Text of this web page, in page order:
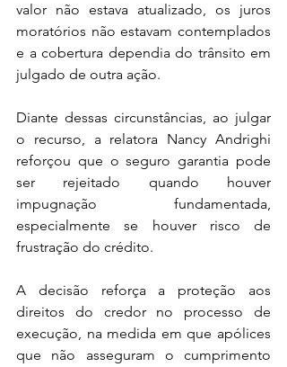
valor não estava atualizado, os juros
moratórios não estavam contemplados
e a cobertura dependia do trânsito em
julgado de outra ação.
Diante dessas circunstâncias, ao julgar
o recurso, a relatora Nancy Andrighi
reforçou que o seguro garantia pode
ser rejeitado quando houver
impugnação fundamentada,
especialmente se houver risco de
frustração do crédito.
A decisão reforça a proteção aos
direitos do credor no processo de
execução, na medida em que apólices
que não asseguram o cumprimento